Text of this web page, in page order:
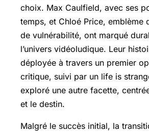
choix. Max Caulfield, avec ses
temps, et Chloé Price, emblème
de vulnérabilité, ont marqué
l’univers vidéoludique. Leur
déployée à travers un premier
critique, suivi par un life is
exploré une autre facette,
et le destin.
Malgré le succès initial, la